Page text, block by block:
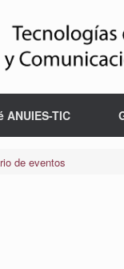
ANUIES-TIC
de eventos